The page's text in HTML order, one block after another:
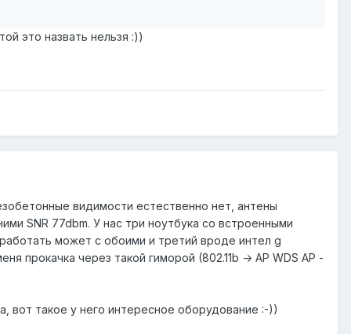
это назвать нельзя :))
видимости естественно нет, антены
SNR 77dbm. У нас три ноутбука со встроенными
может с обоими и третий вроде интел g
прокачка через такой гиморой (802.11b -> AP WDS AP -
вот такое у него интересное оборудование :-))